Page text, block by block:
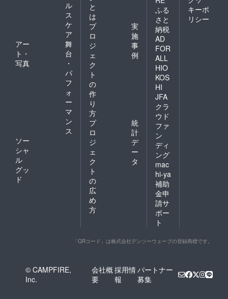
ル
ス
ケ
ア
アー
ト・
写真
舞
台
・
パ
フ
ォ
ー
マ
ン
ス
ソー
シャ
ル
グッ
ド
と
は
プ
ロ
ジ
ェ
ク
ト
の
作
り
方
実
施
事
例
プ
ロ
ジ
ェ
ク
ト
の
広
め
方
統
計
デ
ー
タ
ふる
さと
納税
AD
FOR
ALL
HIO
KOS
HI
JFA
クラ
ウド
ファ
ン
ディ
ング
mac
hi-ya
補助
金申
請サ
ポー
ト
キーポ
リシー
「QRコード」は株式会社デンソーウェーブの登録商標です。
© CAMPFIRE,
Inc.
会社概
要
採用情
報
パートナー
募集